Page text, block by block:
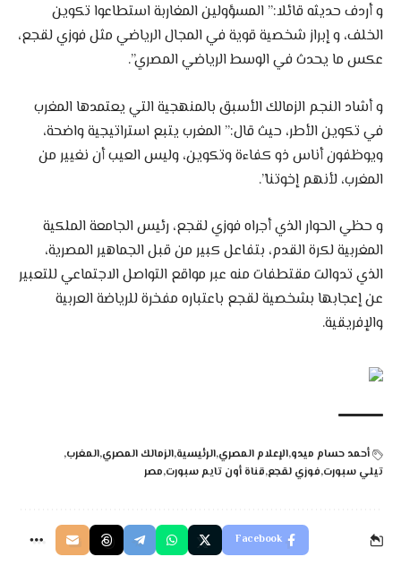
و أردف حديثه قائلا:” المسؤولين المغاربة استطاعوا تكوين
الخلف، و إبراز شخصية قوية في المجال الرياضي مثل فوزي لقجع،
عكس ما يحدث في الوسط الرياضي المصري”.
و أشاد النجم الزمالك الأسبق بالمنهجية التي يعتمدها المغرب
في تكوين الأطر، حيث قال:” المغرب يتبع استراتيجية واضحة،
ويوظفون أناس ذو كفاءة وتكوين، وليس العيب أن نغيير من
المغرب، لأنهم إخوتنا”.
و حظي الحوار الذي أجراه فوزي لقجع، رئيس الجامعة الملكية
المغربية لكرة القدم، بتفاعل كبير من قبل الجماهير المصرية،
الذي تدوالت مقتطفات منه عبر مواقع التواصل الاجتماعي للتعبير
عن إعجابها بشخصية لقجع باعتباره مفخرة للرياضة العربية
والإفريقية.
أحمد حسام ميدوالإعلام المصريالرئيسيةالزمالك المصريالمغرب
تيلي سبورتفوزي لقجعقناة أون تايم سبورتمصر
Facebook